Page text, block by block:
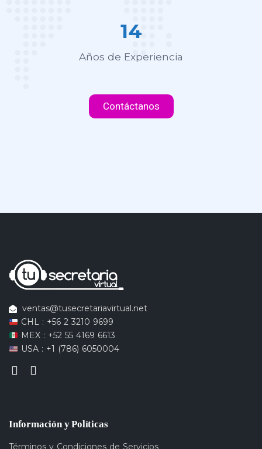
14
Años de Experiencia
Contáctanos
ventas@tusecretariavirtual.net
CHL : +56 2 3210 9699
MEX : +52 55 4169 6613
USA : +1 (786) 6050004
Información y Políticas
Términos y Condiciones de Servicios